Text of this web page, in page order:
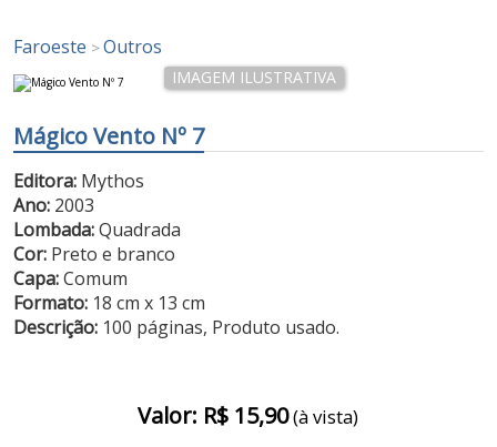
Faroeste >Outros
Mágico Vento Nº 7
Editora: Mythos
Ano: 2003
Lombada:Quadrada
Cor: Preto e branco
Capa:Comum
Formato: 18 cm x 13 cm
Descrição: 100 páginas, Produto usado.
Valor: R$ 15,90(à vista)